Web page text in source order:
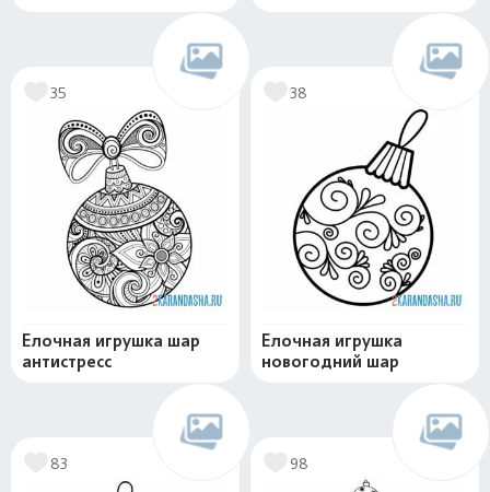
35
Елочная игрушка шар
антистресс
38
Елочная игрушка
новогодний шар
83 98